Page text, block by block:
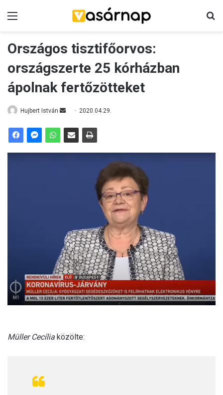
Országos tisztifőorvos:
országszerte 25 kórházban
ápolnak fertőzötteket
Hujbert István
n
2020.04.29.
Müller Cecília közölte: